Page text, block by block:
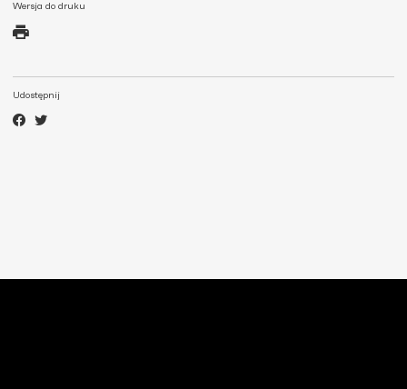
Wersja do druku
Udostępnij